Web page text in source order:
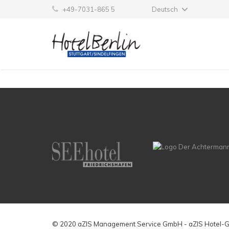
+49-7031-865 5 Deutsch
Hintergrund Hotel Berlin
© 2020 aZIS Management Service GmbH - aZIS Hotel-